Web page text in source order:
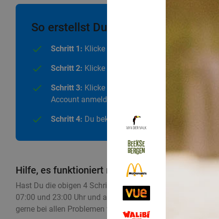
So erstellst Du einen Social Deal
Schritt 1: Klicke oben rechts auf “Menü”
Schritt 2: Klicke auf “Einloggen/Registrieren”
Schritt 3: Klicke auf “Registrieren” und gib
Account anmelden
Schritt 4: Du bekommst nun eine E-Mail um
Hilfe, es funktioniert nicht!
Hast Du die obigen 4 Schritte durchlaufen, bist aber
07:00 und 23:00 Uhr und am Wochenende von 08:00 bis
gerne bei allen Problemen weiter. Mache Dir also keine